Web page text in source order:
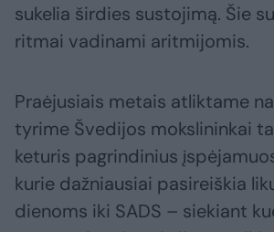
sukelia širdies sustojimą. Šie
ritmai vadinami aritmijomis.
Praėjusiais metais atliktame
tyrime Švedijos mokslininkai
keturis pagrindinius
kurie dažniausiai pasireiškia
dienoms iki SADS – siekiant